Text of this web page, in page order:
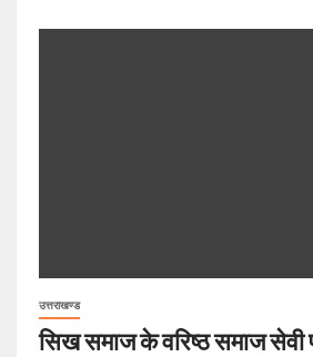
उत्तराखण्ड
सिख समाज के वरिष्ठ समाज सेवी